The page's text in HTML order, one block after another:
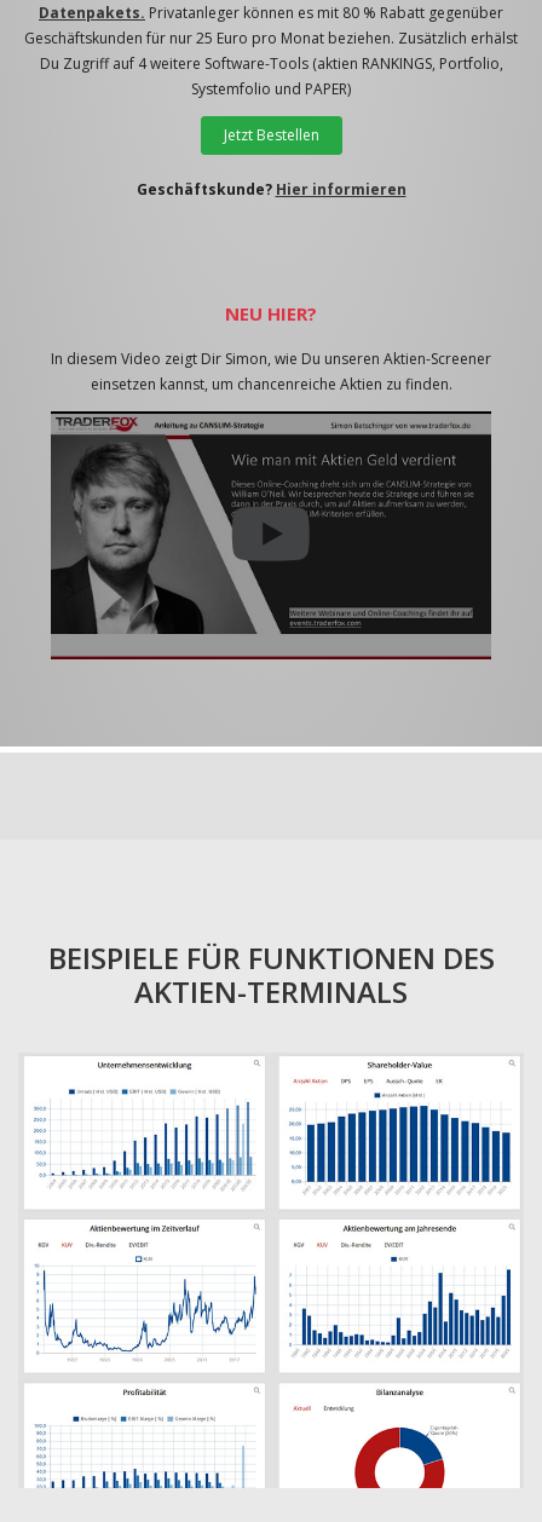
Datenpakets. Privatanleger können es mit 80 % Rabatt gegenüber
Geschäftskunden für nur 25 Euro pro Monat beziehen. Zusätzlich erhälst
Du Zugriff auf 4 weitere Software-Tools (aktien RANKINGS, Portfolio,
Systemfolio und PAPER)
Jetzt Bestellen
Geschäftskunde? Hier informieren
NEU HIER?
In diesem Video zeigt Dir Simon, wie Du unseren Aktien-Screener
einsetzen kannst, um chancenreiche Aktien zu finden.
BEISPIELE FÜR FUNKTIONEN DES
AKTIEN-TERMINALS